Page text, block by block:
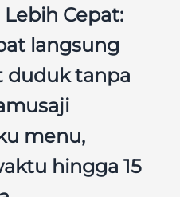
Cepat:
langsung
duduk tanpa
menu,
hingga 15